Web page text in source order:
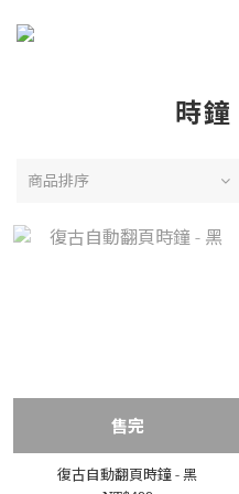
時
商品排序
售完
復古自動翻頁時鐘 - 黑